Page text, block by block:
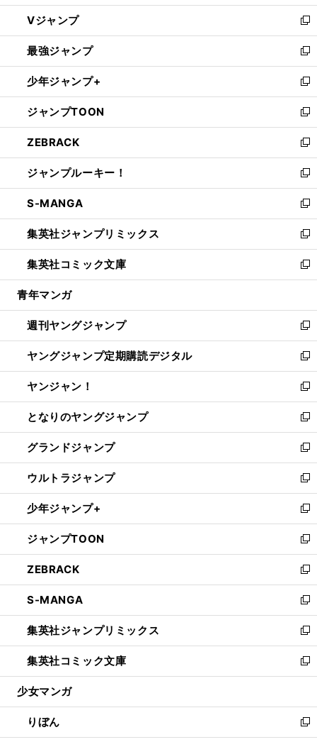
ウ
ィ
ン
ド
ウ
で
開
く
し
い
ウ
ィ
ン
ド
ウ
で
開
く
Vジャンプ
新
し
い
ウ
ィ
ン
ド
ウ
で
開
く
最強ジャンプ
新
し
い
ウ
ィ
ン
ド
ウ
で
開
く
少年ジャンプ+
新
し
い
ウ
ィ
ン
ド
ウ
で
開
く
ジャンプTOON
新
し
い
ウ
ィ
ン
ド
ウ
で
開
く
ZEBRACK
新
し
い
ウ
ィ
ン
ド
ウ
で
開
ジャンプルーキー！
新
し
い
ウ
ィ
ン
ド
ウ
開
く
S-MANGA
新
し
い
ウ
ィ
ン
ウ
で
開
く
集英社ジャンプリミックス
新
し
い
ウ
ン
ド
ウ
で
開
く
集英社コミック文庫
新
し
ウ
ィ
ン
ド
ウ
で
開
く
青年マンガ
週刊ヤングジャンプ
新
し
い
ウ
ィ
ン
ド
ウ
で
開
く
ヤングジャンプ定期購読デジタル
新
し
い
ウ
ィ
ン
ド
ウ
で
開
く
ヤンジャン！
新
し
い
ウ
ィ
ン
ド
ウ
で
開
く
となりのヤングジャンプ
新
し
い
ウ
ィ
ン
ド
ウ
で
開
く
グランドジャンプ
新
し
い
ウ
ィ
ン
ド
ウ
で
開
く
ウルトラジャンプ
新
し
い
ウ
ィ
ン
ド
ウ
で
開
く
少年ジャンプ+
新
し
い
ウ
ィ
ン
ド
ウ
で
開
く
ジャンプTOON
新
し
い
ウ
ィ
ン
ド
ウ
で
開
ZEBRACK
新
し
い
ウ
ィ
ン
ド
ウ
開
く
S-MANGA
新
し
い
ウ
ィ
ン
ウ
で
開
集英社ジャンプリミックス
新
し
い
ウ
ン
ド
ウ
集英社コミック文庫
新
し
ウ
ィ
ン
少女マンガ
りぼん
新